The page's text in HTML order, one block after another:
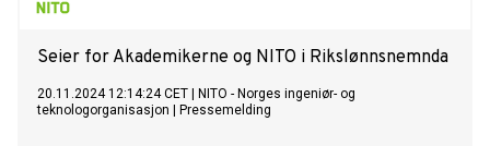
Seier for Akademikerne og NITO i Rikslønnsnemnda
20.11.2024 12:14:24 CET
NITO - Norges ingeniør- og
teknologorganisasjon
Pressemelding